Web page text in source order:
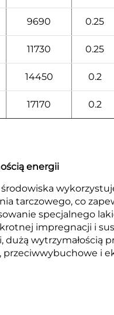
9690 0.25
11730 0.25
14450 0.2
17170 0.2
energii
tarczowego, co
specjalnego
impregnacji i
wytrzymałością
przeciwwybuchowe i